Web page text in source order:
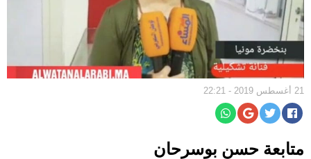
ثقافة
و
فن
رياضة
المرأة
حوادث
قناة
21 أغسطس 2019 - 22:21
متابعة حسن بوسرحان